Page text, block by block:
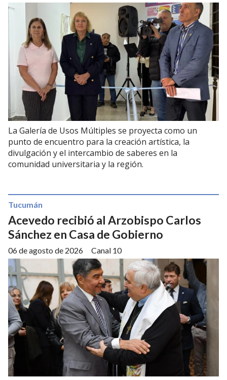
La Galería de Usos Múltiples se proyecta como un
punto de encuentro para la creación artística, la
divulgación y el intercambio de saberes en la
comunidad universitaria y la región.
Acevedo recibió al Arzobispo Carlos
Sánchez en Casa de Gobierno
Canal 10
Tucumán
06 de agosto de 2026